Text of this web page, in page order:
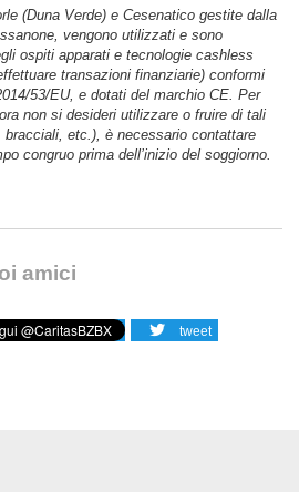
(Duna Verde) e Cesenatico gestite dalla
vengono utilizzati e sono
ospiti apparati e tecnologie cashless
transazioni finanziarie) conformi
53/EU, e dotati del marchio CE. Per
non si desideri utilizzare o fruire di tali
etc.), è necessario contattare
congruo prima dell’inizio del soggiorno.
amici
tweet